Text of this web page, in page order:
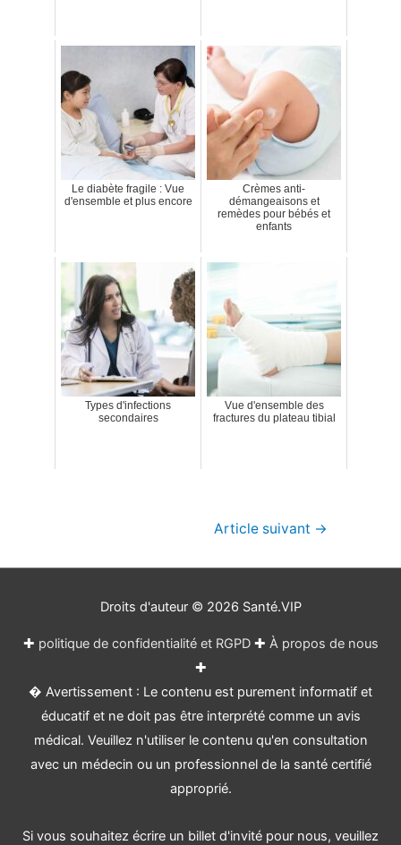
Le diabète fragile : Vue
d'ensemble et plus encore
Crèmes anti-
démangeaisons et
remèdes pour bébés et
enfants
Types d'infections
secondaires
Vue d'ensemble des
fractures du plateau tibial
Article suivant →
Droits d'auteur © 2026 Santé.VIP
✚ politique de confidentialité et RGPD✚ À propos de nous
✚
� Avertissement : Le contenu est purement informatif et
éducatif et ne doit pas être interprété comme un avis
médical. Veuillez n'utiliser le contenu qu'en consultation
avec un médecin ou un professionnel de la santé certifié
approprié.
Si vous souhaitez écrire un billet d'invité pour nous, veuillez